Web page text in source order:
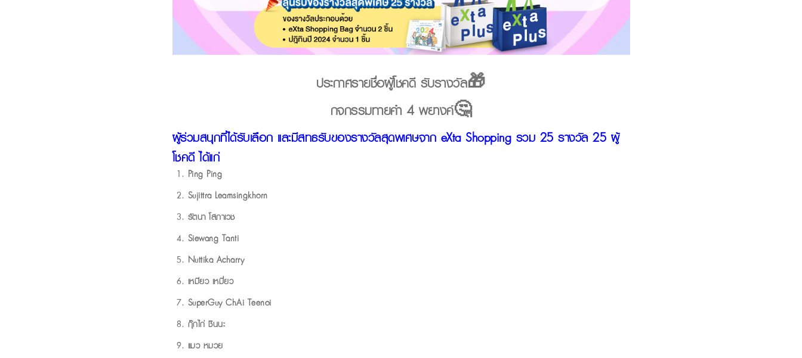
ประกาศรายชื่อผู้โชคดี รับรางวัล🎁
กิจกรรมทายคำ 4 พยางค์🤔
ผู้ร่วมสนุกที่ได้รับเลือก และมีสิทธิรับของรางวัลสุดพิเศษจาก eXta Shopping รวม 25 รางวัล 25 ผู้
โชคดี ได้แก่
Ping Ping
Sujittra Leamsingkhorn
รัตนา โสภาเวช
Siewang Tanti
Nuttika Acharry
เหมียว เหมี่ยว
SuperGuy ChAi Teenoi
กุ๊กไก่ ชินนะ
แมว หมวย